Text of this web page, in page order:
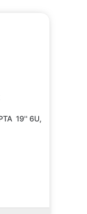
19'' 6U,